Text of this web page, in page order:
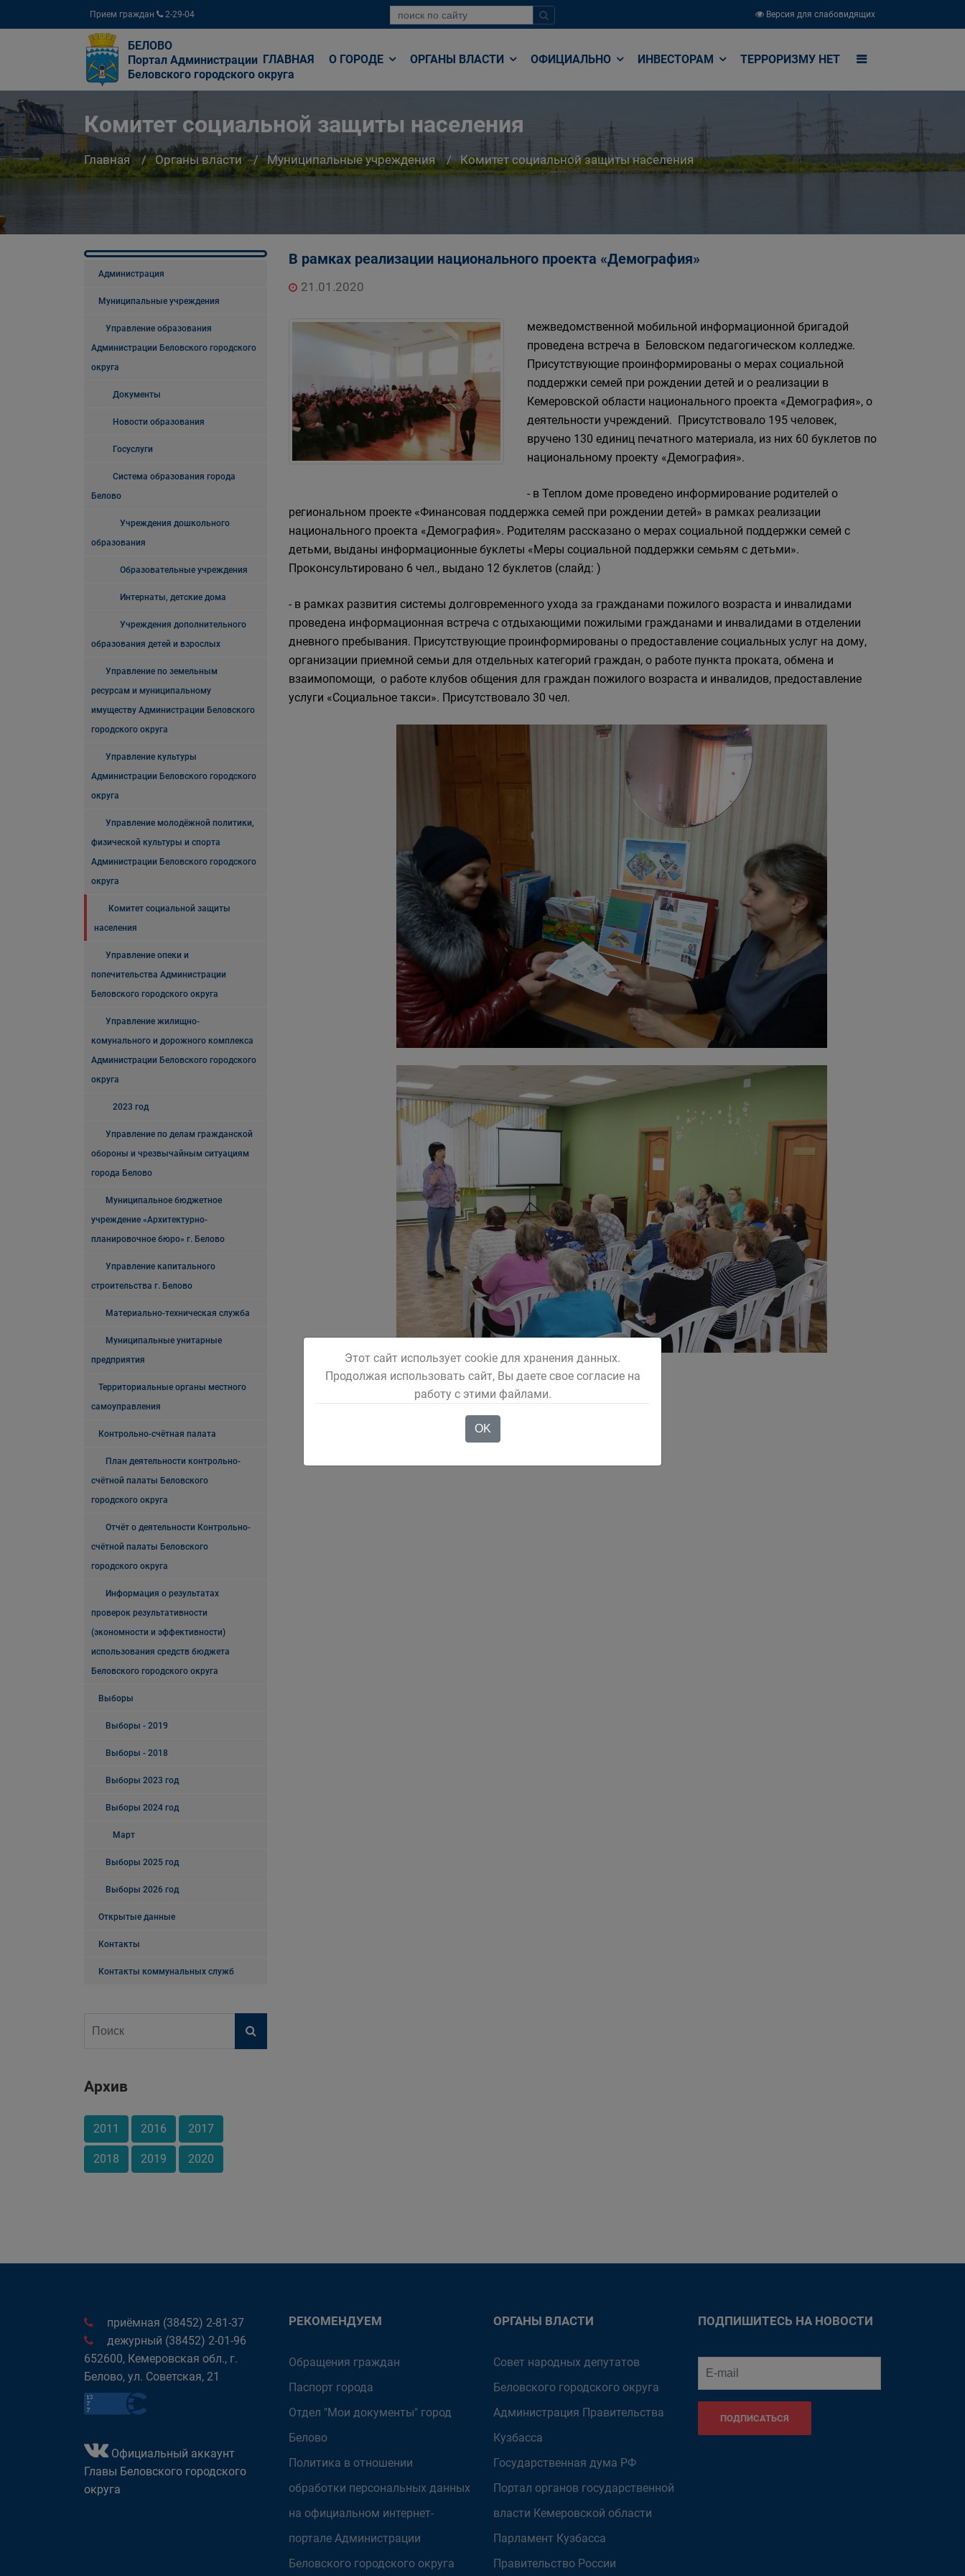
Прием граждан 2-29-04 Версия для слабовидящих
БЕЛОВО
Портал Администрации
Беловского городского округа
ГЛАВНАЯ О ГОРОДЕ ОРГАНЫ ВЛАСТИ ОФИЦИАЛЬНО ИНВЕСТОРАМ ТЕРРОРИЗМУ НЕТ
Комитет социальной защиты населения
Главная Органы власти Муниципальные учреждения Комитет социальной защиты населения
Администрация
Муниципальные учреждения
Управление образования
Администрации Беловского городского
округа
Документы
Новости образования
Госуслуги
Система образования города
Белово
Учреждения дошкольного
образования
Образовательные учреждения
Интернаты, детские дома
Учреждения дополнительного
образования детей и взрослых
Управление по земельным
ресурсам и муниципальному
имуществу Администрации Беловского
городского округа
Управление культуры
Администрации Беловского городского
округа
Управление молодёжной политики,
физической культуры и спорта
Администрации Беловского городского
округа
Комитет социальной защиты
населения
Управление опеки и
попечительства Администрации
Беловского городского округа
Управление жилищно-
комунального и дорожного комплекса
Администрации Беловского городского
округа
2023 год
Управление по делам гражданской
обороны и чрезвычайным ситуациям
города Белово
Муниципальное бюджетное
учреждение «Архитектурно-
планировочное бюро» г. Белово
Управление капитального
строительства г. Белово
Материально-техническая служба
Муниципальные унитарные
предприятия
Территориальные органы местного
самоуправления
Контрольно-счётная палата
План деятельности контрольно-
счётной палаты Беловского
городского округа
Отчёт о деятельности Контрольно-
счётной палаты Беловского
городского округа
Информация о результатах
проверок результативности
(экономности и эффективности)
использования средств бюджета
Беловского городского округа
Выборы
Выборы - 2019
Выборы - 2018
Выборы 2023 год
Выборы 2024 год
Март
Выборы 2025 год
Выборы 2026 год
Открытые данные
Контакты
Контакты коммунальных служб
Архив
2011 2016 2017
2018 2019 2020
В рамках реализации национального проекта «Демография»
21.01.2020
межведомственной мобильной информационной бригадой
проведена встреча в Беловском педагогическом колледже.
Присутствующие проинформированы о мерах социальной
поддержки семей при рождении детей и о реализации в
Кемеровской области национального проекта «Демография», о
деятельности учреждений. Присутствовало 195 человек,
вручено 130 единиц печатного материала, из них 60 буклетов по
национальному проекту «Демография».
- в Теплом доме проведено информирование родителей о
региональном проекте «Финансовая поддержка семей при рождении детей» в рамках реализации
национального проекта «Демография». Родителям рассказано о мерах социальной поддержки семей с
детьми, выданы информационные буклеты «Меры социальной поддержки семьям с детьми».
Проконсультировано 6 чел., выдано 12 буклетов (слайд: )
- в рамках развития системы долговременного ухода за гражданами пожилого возраста и инвалидами
проведена информационная встреча с отдыхающими пожилыми гражданами и инвалидами в отделении
дневного пребывания. Присутствующие проинформированы о предоставление социальных услуг на дому,
организации приемной семьи для отдельных категорий граждан, о работе пункта проката, обмена и
взаимопомощи, о работе клубов общения для граждан пожилого возраста и инвалидов, предоставление
услуги «Социальное такси». Присутствовало 30 чел.
приёмная (38452) 2-81-37
дежурный (38452) 2-01-96
652600, Кемеровская обл., г.
Белово, ул. Советская, 21
Официальный аккаунт
Главы Беловского городского
округа
РЕКОМЕНДУЕМ
Обращения граждан
Паспорт города
Отдел "Мои документы" город
Белово
Политика в отношении
обработки персональных данных
на официальном интернет-
портале Администрации
Беловского городского округа
ОРГАНЫ ВЛАСТИ
Совет народных депутатов
Беловского городского округа
Администрация Правительства
Кузбасса
Государственная дума РФ
Портал органов государственной
власти Кемеровской области
Парламент Кузбасса
Правительство России
ПОДПИШИТЕСЬ НА НОВОСТИ
ПОДПИСАТЬСЯ
Этот сайт использует cookie для хранения данных.
Продолжая использовать сайт, Вы даете свое согласие на
работу с этими файлами.
OK